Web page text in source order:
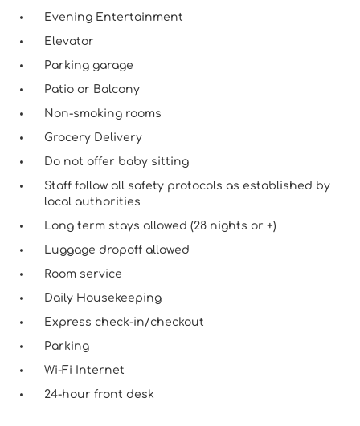
Evening Entertainment
Elevator
Parking garage
Patio or Balcony
Non-smoking rooms
Grocery Delivery
Do not offer baby sitting
Staff follow all safety protocols as established by
local authorities
Long term stays allowed (28 nights or +)
Luggage dropoff allowed
Room service
Daily Housekeeping
Express check-in/checkout
Parking
Wi-Fi Internet
24-hour front desk